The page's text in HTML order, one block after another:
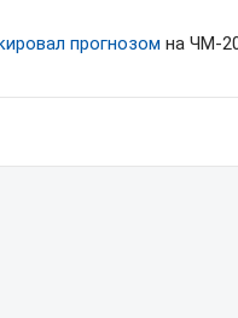
прогнозом на ЧМ-